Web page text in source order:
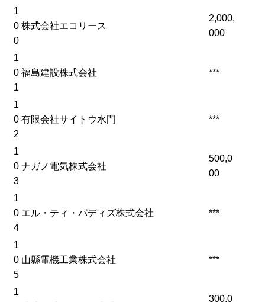
1
0
0
株式会社エコリース
2,000,
000
1
0
1
福島建設株式会社 ***
1
0
2
有限会社サイトウ水門 ***
1
0
3
ナガノ電気株式会社
500,0
00
1
0
4
エル・ティ・バディズ株式会社 ***
1
0
5
山縣電機工業株式会社 ***
1
300,0